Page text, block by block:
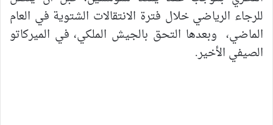
للرجاء الرياضي خلال فترة الانتقالات الشتوية في العام
الماضي، وبعدها التحق بالجيش الملكي، في الميركاتو
الصيفي الأخير.